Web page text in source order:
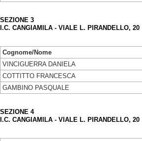
SEZIONE 3
I.C. CANGIAMILA - VIALE L. PIRANDELLO, 20
Cognome/Nome
VINCIGUERRA DANIELA
COTTITTO FRANCESCA
GAMBINO PASQUALE
SEZIONE 4
I.C. CANGIAMILA - VIALE L. PIRANDELLO, 20